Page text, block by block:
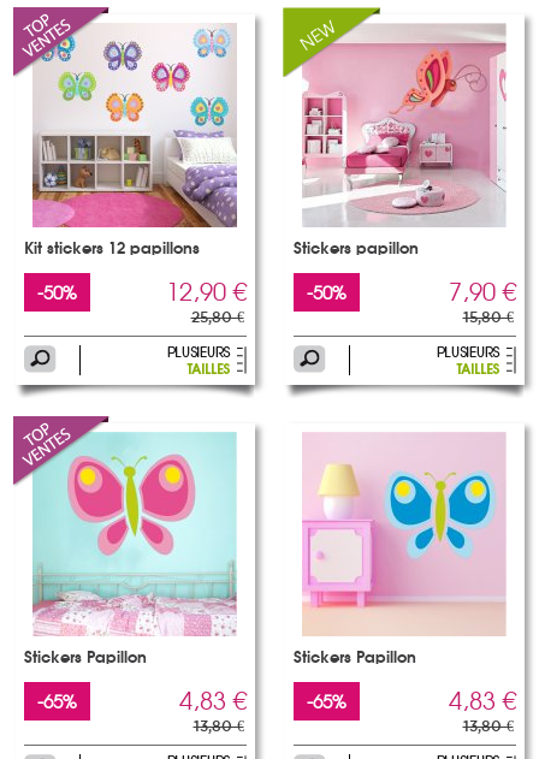
Kit stickers 12 papillons
-50% 12,90 €
25,80 €
Stickers papillon
-50% 7,90 €
15,80 €
Stickers Papillon
-65% 4,83 €
13,80 €
Stickers Papillon
-65% 4,83 €
13,80 €